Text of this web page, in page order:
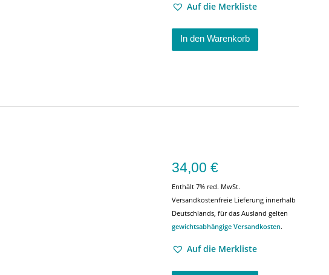
Auf die Merkliste
In den Warenkorb
34,00 €
Enthält 7% red. MwSt.
Versandkostenfreie Lieferung innerhalb
Deutschlands, für das Ausland gelten
gewichtsabhängige Versandkosten.
Auf die Merkliste